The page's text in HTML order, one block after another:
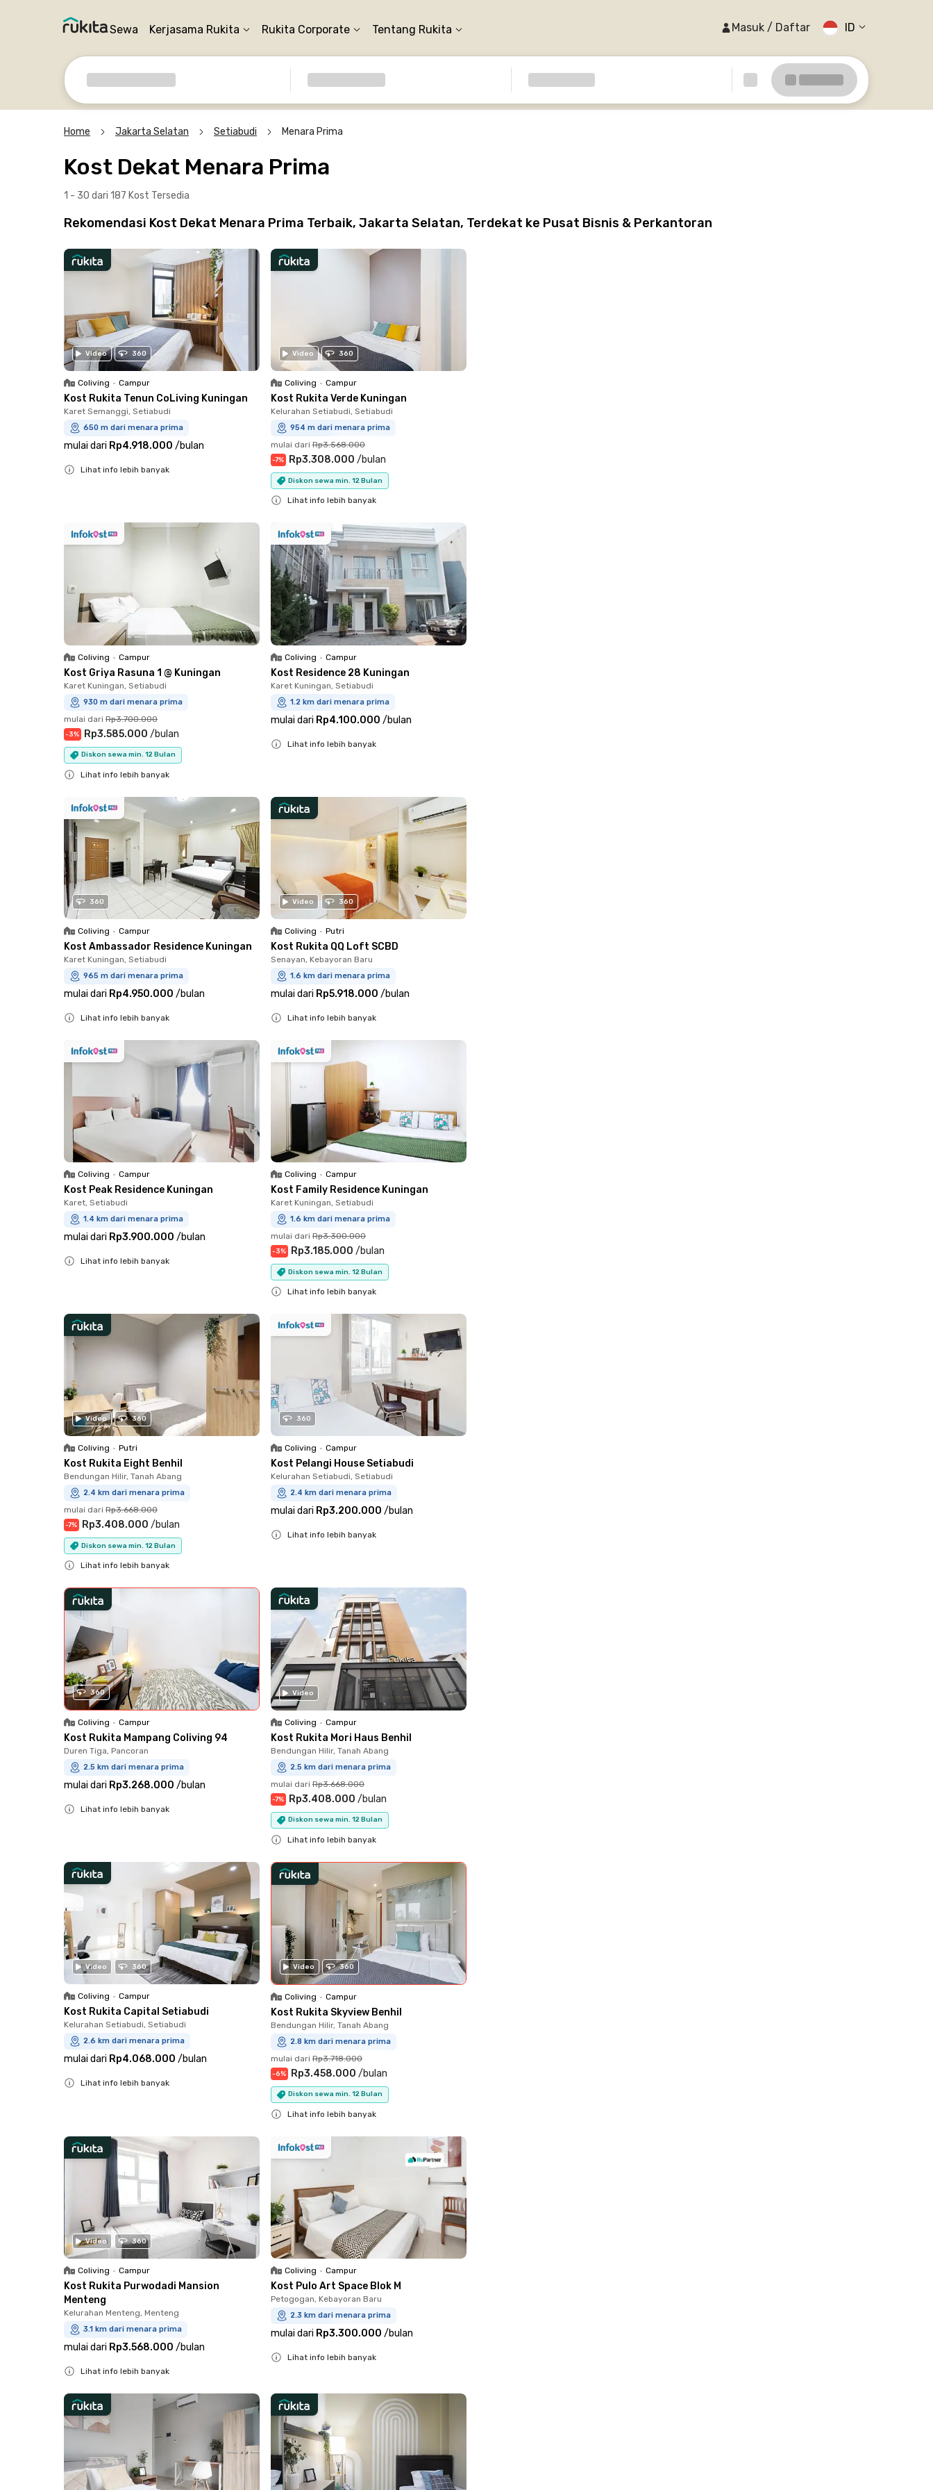
Sewa Kerjasama Rukita Rukita Corporate Tentang Rukita Masuk / Daftar ID
Home Jakarta Selatan Setiabudi Menara Prima
Kost Dekat Menara Prima
1 - 30 dari 187 Kost Tersedia
Rekomendasi Kost Dekat Menara Prima Terbaik, Jakarta Selatan, Terdekat ke Pusat Bisnis & Perkantoran
Video 360
Coliving • Campur
Kost Rukita Tenun CoLiving Kuningan
Karet Semanggi, Setiabudi
650 m dari menara prima
mulai dari Rp4.918.000 /bulan
Lihat info lebih banyak
Video 360
Coliving • Campur
Kost Rukita Verde Kuningan
Kelurahan Setiabudi, Setiabudi
954 m dari menara prima
mulai dari Rp3.568.000
-7% Rp3.308.000 /bulan
Diskon sewa min. 12 Bulan
Lihat info lebih banyak
Coliving • Campur
Kost Griya Rasuna 1 @ Kuningan
Karet Kuningan, Setiabudi
930 m dari menara prima
mulai dari Rp3.700.000
-3% Rp3.585.000 /bulan
Diskon sewa min. 12 Bulan
Lihat info lebih banyak
Coliving • Campur
Kost Residence 28 Kuningan
Karet Kuningan, Setiabudi
1.2 km dari menara prima
mulai dari Rp4.100.000 /bulan
Lihat info lebih banyak
360
Coliving • Campur
Kost Ambassador Residence Kuningan
Karet Kuningan, Setiabudi
965 m dari menara prima
mulai dari Rp4.950.000 /bulan
Lihat info lebih banyak
Video 360
Coliving • Putri
Kost Rukita QQ Loft SCBD
Senayan, Kebayoran Baru
1.6 km dari menara prima
mulai dari Rp5.918.000 /bulan
Lihat info lebih banyak
Coliving • Campur
Kost Peak Residence Kuningan
Karet, Setiabudi
1.4 km dari menara prima
mulai dari Rp3.900.000 /bulan
Lihat info lebih banyak
Coliving • Campur
Kost Family Residence Kuningan
Karet Kuningan, Setiabudi
1.6 km dari menara prima
mulai dari Rp3.300.000
-3% Rp3.185.000 /bulan
Diskon sewa min. 12 Bulan
Lihat info lebih banyak
Video 360
Coliving • Putri
Kost Rukita Eight Benhil
Bendungan Hilir, Tanah Abang
2.4 km dari menara prima
mulai dari Rp3.668.000
-7% Rp3.408.000 /bulan
Diskon sewa min. 12 Bulan
Lihat info lebih banyak
360
Coliving • Campur
Kost Pelangi House Setiabudi
Kelurahan Setiabudi, Setiabudi
2.4 km dari menara prima
mulai dari Rp3.200.000 /bulan
Lihat info lebih banyak
360
Coliving • Campur
Kost Rukita Mampang Coliving 94
Duren Tiga, Pancoran
2.5 km dari menara prima
mulai dari Rp3.268.000 /bulan
Lihat info lebih banyak
Video
Coliving • Campur
Kost Rukita Mori Haus Benhil
Bendungan Hilir, Tanah Abang
2.5 km dari menara prima
mulai dari Rp3.668.000
-7% Rp3.408.000 /bulan
Diskon sewa min. 12 Bulan
Lihat info lebih banyak
Video 360
Coliving • Campur
Kost Rukita Capital Setiabudi
Kelurahan Setiabudi, Setiabudi
2.6 km dari menara prima
mulai dari Rp4.068.000 /bulan
Lihat info lebih banyak
Video 360
Coliving • Campur
Kost Rukita Skyview Benhil
Bendungan Hilir, Tanah Abang
2.8 km dari menara prima
mulai dari Rp3.718.000
-6% Rp3.458.000 /bulan
Diskon sewa min. 12 Bulan
Lihat info lebih banyak
Video 360
Coliving • Campur
Kost Rukita Purwodadi Mansion
Menteng
Kelurahan Menteng, Menteng
3.1 km dari menara prima
mulai dari Rp3.568.000 /bulan
Lihat info lebih banyak
Coliving • Campur
Kost Pulo Art Space Blok M
Petogogan, Kebayoran Baru
2.3 km dari menara prima
mulai dari Rp3.300.000 /bulan
Lihat info lebih banyak